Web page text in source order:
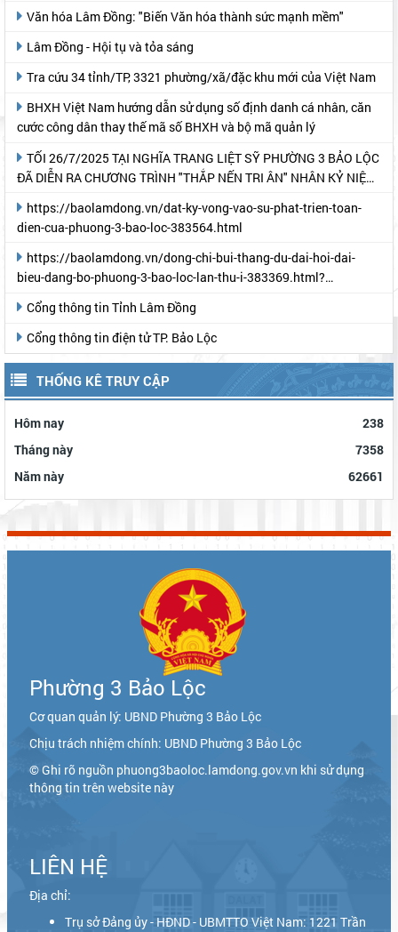
Văn hóa Lâm Đồng: "Biến Văn hóa thành sức mạnh mềm"
Lâm Đồng - Hội tụ và tỏa sáng
Tra cứu 34 tỉnh/TP, 3321 phường/xã/đặc khu mới của Việt Nam
cước công dân thay thế mã số BHXH và bộ mã quản lý
ĐÃ DIỄN RA CHƯƠNG TRÌNH "THẮP NẾN TRI ÂN" NHÂN KỶ NIỆM
dien-cua-phuong-3-bao-loc-383564.html
bieu-dang-bo-phuong-3-bao-loc-lan-thu-i-383369.html?
Cổng thông tin Tỉnh Lâm Đồng
Cổng thông tin điện tử TP. Bảo Lộc
THỐNG KÊ TRUY CẬP
Hôm nay
238
Tháng này
7358
Năm này
62661
Phường 3 Bảo Lộc
Cơ quan quản lý: UBND Phường 3 Bảo Lộc
Chịu trách nhiệm chính: UBND Phường 3 Bảo Lộc
© Ghi rõ nguồn phuong3baoloc.lamdong.gov.vn khi sử dụng
thông tin trên website này
LIÊN HỆ
Địa chỉ:
Trụ sở Đảng ủy - HĐND - UBMTTO Việt Nam: 1221 Trần